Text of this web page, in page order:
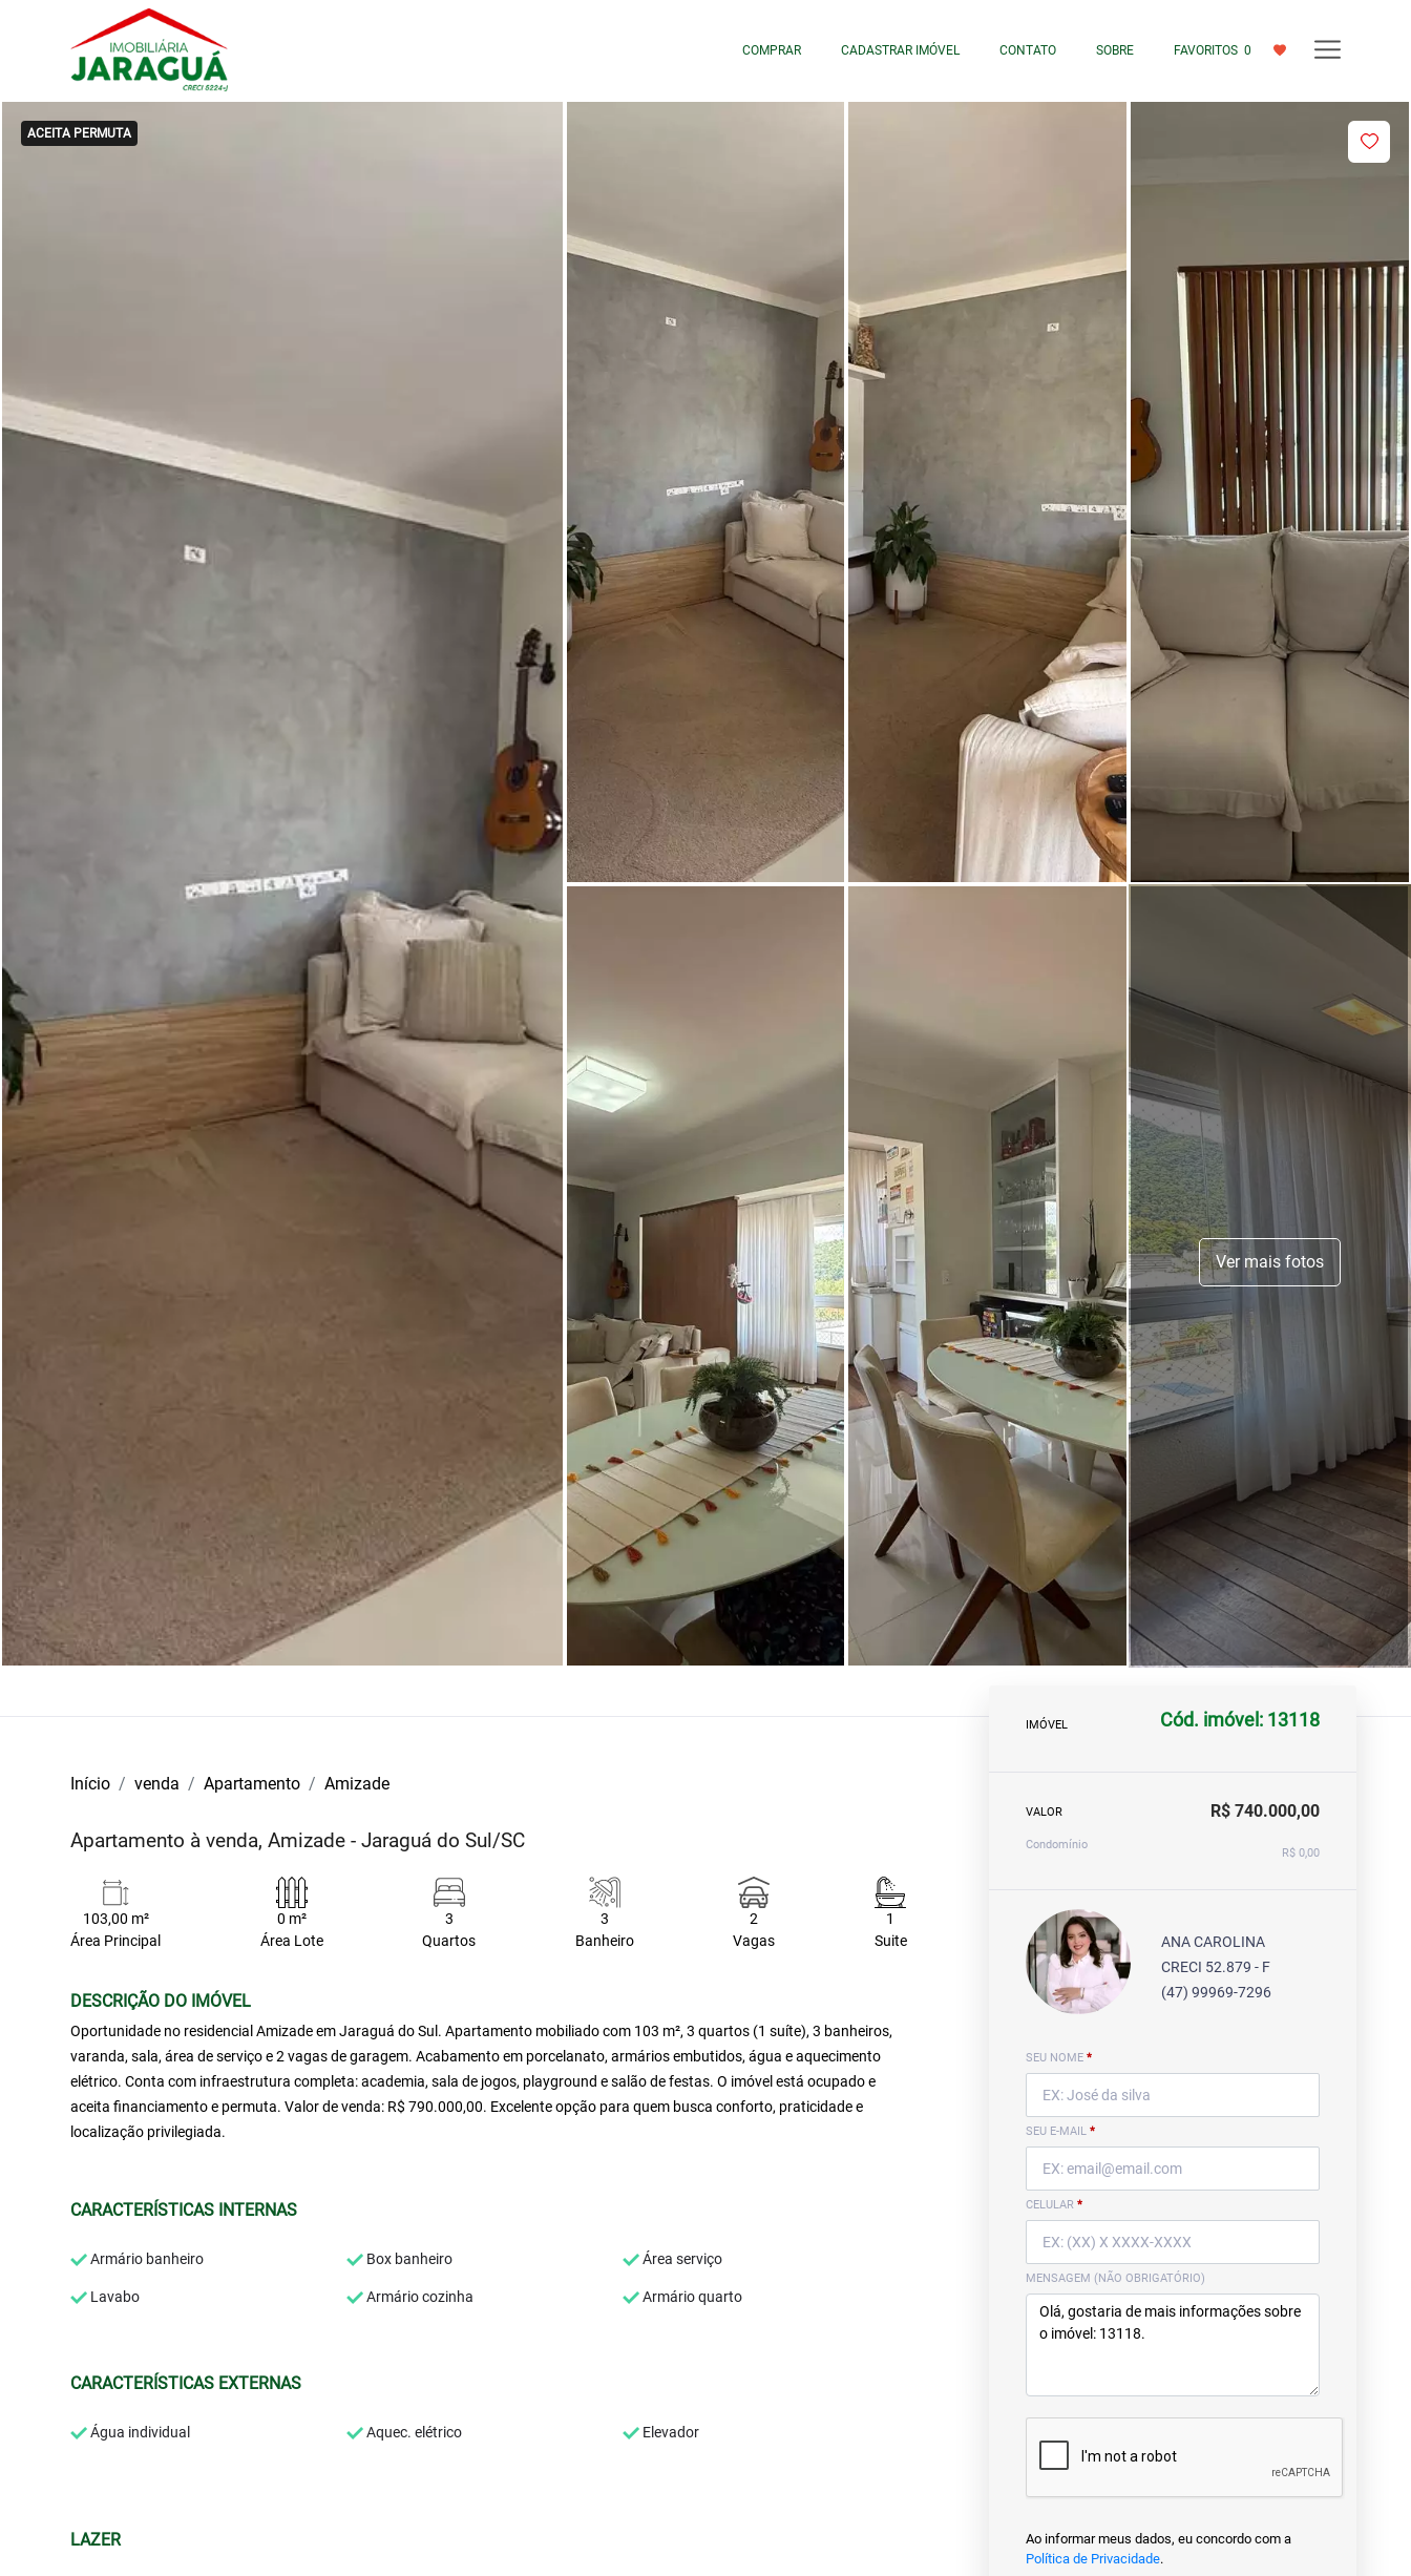
COMPRAR CADASTRAR IMÓVEL CONTATO SOBRE FAVORITOS 0
ACEITA PERMUTA
Ver mais fotos
Início venda Apartamento Amizade
Apartamento à venda, Amizade - Jaraguá do Sul/SC
103,00 m²
Área Principal
0 m²
Área Lote
3
Quartos
3
Banheiro
2
Vagas
1
Suite
DESCRIÇÃO DO IMÓVEL
Oportunidade no residencial Amizade em Jaraguá do Sul. Apartamento mobiliado com 103 m², 3 quartos (1 suíte), 3 banheiros,
varanda, sala, área de serviço e 2 vagas de garagem. Acabamento em porcelanato, armários embutidos, água e aquecimento
elétrico. Conta com infraestrutura completa: academia, sala de jogos, playground e salão de festas. O imóvel está ocupado e
aceita financiamento e permuta. Valor de venda: R$ 790.000,00. Excelente opção para quem busca conforto, praticidade e
localização privilegiada.
CARACTERÍSTICAS INTERNAS
Armário banheiro Box banheiro Área serviço
Lavabo Armário cozinha Armário quarto
CARACTERÍSTICAS EXTERNAS
Água individual Aquec. elétrico Elevador
LAZER
IMÓVEL Cód. imóvel: 13118
VALOR R$ 740.000,00
Condomínio
R$ 0,00
ANA CAROLINA
CRECI 52.879 - F
(47) 99969-7296
SEU NOME *
SEU E-MAIL *
CELULAR *
MENSAGEM (NÃO OBRIGATÓRIO)
Ao informar meus dados, eu concordo com a
Política de Privacidade.